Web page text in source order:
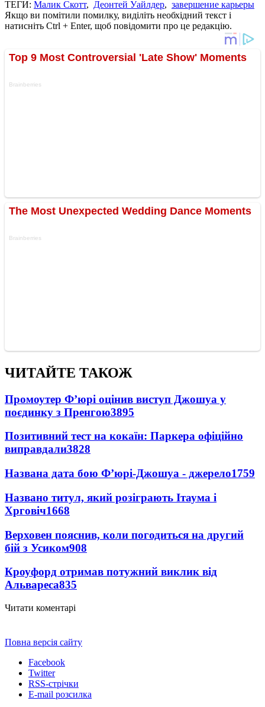
ТЕГИ: Малик Скотт, Деонтей Уайлдер, завершение карьеры
Якщо ви помітили помилку, виділіть необхідний текст і
натисніть Ctrl + Enter, щоб повідомити про це редакцію.
ЧИТАЙТЕ ТАКОЖ
Промоутер Ф’юрі оцінив виступ Джошуа у
поєдинку з Пренгою3895
Позитивний тест на кокаїн: Паркера офіційно
виправдали3828
Названа дата бою Ф’юрі-Джошуа - джерело1759
Названо титул, який розіграють Ітаума і
Хрговіч1668
Верховен пояснив, коли погодиться на другий
бій з Усиком908
Кроуфорд отримав потужний виклик від
Альвареса835
Читати коментарі
Повна версія сайту
Facebook
Twitter
RSS-стрічки
E-mail розсилка